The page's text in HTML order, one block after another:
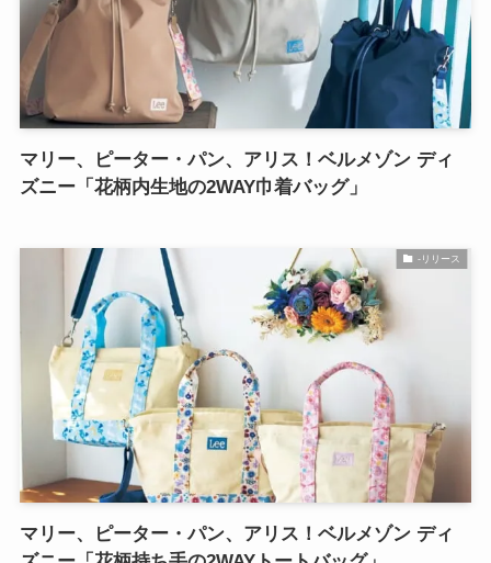
マリー、ピーター・パン、アリス！ベルメゾン ディ
ズニー「花柄内生地の2WAY巾着バッグ」
-リリース
マリー、ピーター・パン、アリス！ベルメゾン ディ